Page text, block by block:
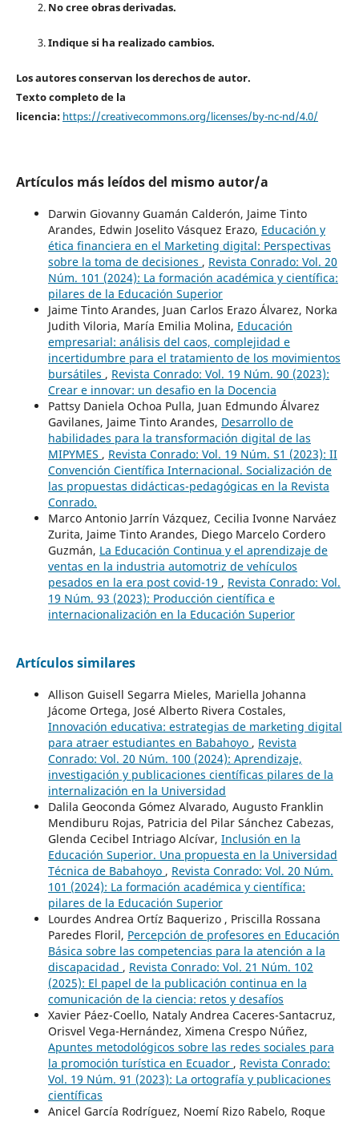
No cree obras derivadas.
Indique si ha realizado cambios.
Los autores conservan los derechos de autor.
Texto completo de la
licencia: https://creativecommons.org/licenses/by-nc-nd/4.0/
Artículos más leídos del mismo autor/a
Darwin Giovanny Guamán Calderón, Jaime Tinto
Arandes, Edwin Joselito Vásquez Erazo, Educación y
ética financiera en el Marketing digital: Perspectivas
sobre la toma de decisiones , Revista Conrado: Vol. 20
Núm. 101 (2024): La formación académica y científica:
pilares de la Educación Superior
Jaime Tinto Arandes, Juan Carlos Erazo Álvarez, Norka
Judith Viloria, María Emilia Molina, Educación
empresarial: análisis del caos, complejidad e
incertidumbre para el tratamiento de los movimientos
bursátiles , Revista Conrado: Vol. 19 Núm. 90 (2023):
Crear e innovar: un desafio en la Docencia
Pattsy Daniela Ochoa Pulla, Juan Edmundo Álvarez
Gavilanes, Jaime Tinto Arandes, Desarrollo de
habilidades para la transformación digital de las
MIPYMES , Revista Conrado: Vol. 19 Núm. S1 (2023): II
Convención Científica Internacional. Socialización de
las propuestas didácticas-pedagógicas en la Revista
Conrado.
Marco Antonio Jarrín Vázquez, Cecilia Ivonne Narváez
Zurita, Jaime Tinto Arandes, Diego Marcelo Cordero
Guzmán, La Educación Continua y el aprendizaje de
ventas en la industria automotriz de vehículos
pesados en la era post covid-19 , Revista Conrado: Vol.
19 Núm. 93 (2023): Producción científica e
internacionalización en la Educación Superior
Artículos similares
Allison Guisell Segarra Mieles, Mariella Johanna
Jácome Ortega, José Alberto Rivera Costales,
Innovación educativa: estrategias de marketing digital
para atraer estudiantes en Babahoyo , Revista
Conrado: Vol. 20 Núm. 100 (2024): Aprendizaje,
investigación y publicaciones científicas pilares de la
internalización en la Universidad
Dalila Geoconda Gómez Alvarado, Augusto Franklin
Mendiburu Rojas, Patricia del Pilar Sánchez Cabezas,
Glenda Cecibel Intriago Alcívar, Inclusión en la
Educación Superior. Una propuesta en la Universidad
Técnica de Babahoyo , Revista Conrado: Vol. 20 Núm.
101 (2024): La formación académica y científica:
pilares de la Educación Superior
Lourdes Andrea Ortíz Baquerizo , Priscilla Rossana
Paredes Floril, Percepción de profesores en Educación
Básica sobre las competencias para la atención a la
discapacidad , Revista Conrado: Vol. 21 Núm. 102
(2025): El papel de la publicación continua en la
comunicación de la ciencia: retos y desafíos
Xavier Páez-Coello, Nataly Andrea Caceres-Santacruz,
Orisvel Vega-Hernández, Ximena Crespo Núñez,
Apuntes metodológicos sobre las redes sociales para
la promoción turística en Ecuador , Revista Conrado:
Vol. 19 Núm. 91 (2023): La ortografía y publicaciones
científicas
Anicel García Rodríguez, Noemí Rizo Rabelo, Roque